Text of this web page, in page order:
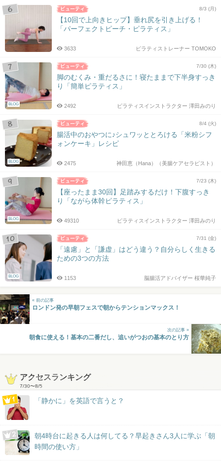
8/3 (月)
【10回で上向きヒップ】垂れ尻を引き上げる！
「パーフェクトピーチ・ピラティス」
ピラティストレーナー TOMOKO
3633
BLOG
7/30 (木)
脚のむくみ・重だるさに！寝たままで下半身すっき
り「簡単ピラティス」
ピラティスインストラクター 澤田みのり
2492
BLOG
8/4 (火)
腸活中のおやつに♪シュワッととろける「米粉シフ
ォンケーキ」レシピ
神田恵（Hana）（美腸ケアセラピスト）
2475
BLOG
7/23 (木)
【座ったまま30回】足踏みするだけ！下腹すっき
り「ながら体幹ピラティス」
ピラティスインストラクター 澤田みのり
49310
BLOG
7/31 (金)
「遠慮」と「謙虚」はどう違う？自分らしく生きる
ための3つの方法
脳腸活アドバイザー 桜華純子
1153
« 前の記事
ロンドン発の早朝フェスで朝からテンションマックス！
次の記事 »
朝食に使える！基本の二番だし、追いがつおの基本のとり方
アクセスランキング
7/30〜8/5
「静かに」を英語で言うと？
朝4時台に起きる人は何してる？早起きさん3人に学ぶ「朝
時間の使い方」